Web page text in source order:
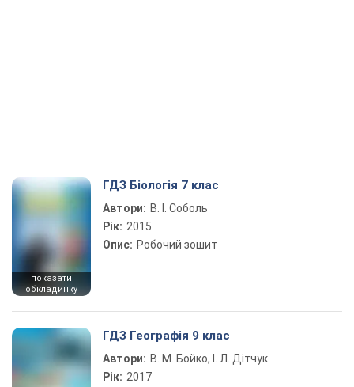
показати
обкладинку
ГДЗ Біологія 7 клас
Автори: В. І. Соболь
Рік: 2015
Опис: Робочий зошит
ГДЗ Географія 9 клас
Автори: В. М. Бойко, І. Л. Дітчук
Рік: 2017